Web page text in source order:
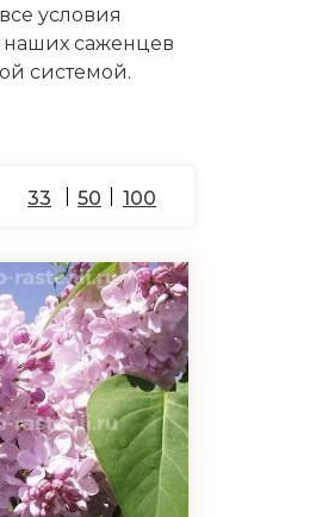
условия
наших саженцев
системой.
33 50 100